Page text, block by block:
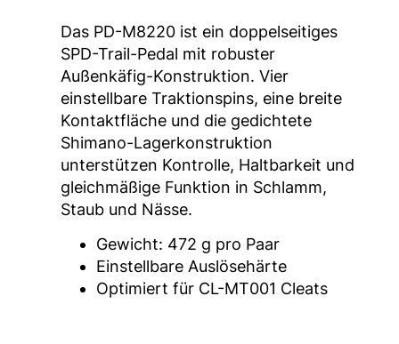
Das PD-M8220 ist ein doppelseitiges
SPD-Trail-Pedal mit robuster
Außenkäfig-Konstruktion. Vier
einstellbare Traktionspins, eine breite
Kontaktfläche und die gedichtete
Shimano-Lagerkonstruktion
unterstützen Kontrolle, Haltbarkeit und
gleichmäßige Funktion in Schlamm,
Staub und Nässe.
Gewicht: 472 g pro Paar
Einstellbare Auslösehärte
Optimiert für CL-MT001 Cleats